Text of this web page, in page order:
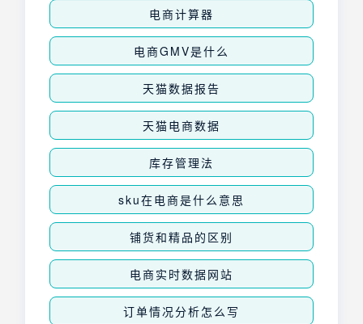
电商计算器
电商GMV是什么
天猫数据报告
天猫电商数据
库存管理法
sku在电商是什么意思
铺货和精品的区别
电商实时数据网站
订单情况分析怎么写